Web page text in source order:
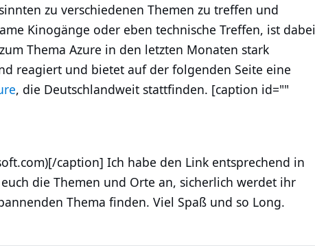
zu verschiedenen Themen zu treffen und
Kinogänge oder eben technische Treffen, ist dabei
Thema Azure in den letzten Monaten stark
reagiert und bietet auf der folgenden Seite eine
, die Deutschlandweit stattfinden. [caption id=""
caption] Ich habe den Link entsprechend in
die Themen und Orte an, sicherlich werdet ihr
Thema finden. Viel Spaß und so Long.